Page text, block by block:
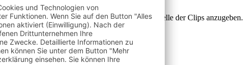
Dich nur bitten ‚die-autotester.com‘ als Quelle der Clips anzugeben.